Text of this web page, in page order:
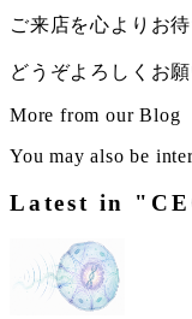
ご来店を心よりお
どうぞよろしくお願
More from our Blog
You may also be
Latest in